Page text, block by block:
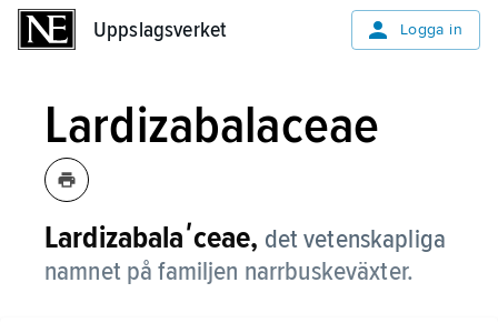
Uppslagsverket Logga in
Lardizabalaceae
Lardizabalaʹceae, det vetenskapliga
namnet på familjen narrbuskeväxter.